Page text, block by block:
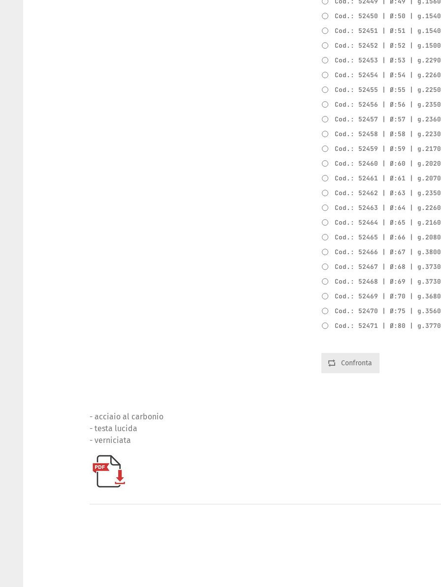
Cod.: 52450 | Ø:50 | g.1540
Cod.: 52451 | Ø:51 | g.1540
Cod.: 52452 | Ø:52 | g.1500
Cod.: 52453 | Ø:53 | g.2290
Cod.: 52454 | Ø:54 | g.2260
Cod.: 52455 | Ø:55 | g.2250
Cod.: 52456 | Ø:56 | g.2350
Cod.: 52457 | Ø:57 | g.2360
Cod.: 52458 | Ø:58 | g.2230
Cod.: 52459 | Ø:59 | g.2170
Cod.: 52460 | Ø:60 | g.2020
Cod.: 52461 | Ø:61 | g.2070
Cod.: 52462 | Ø:63 | g.2350
Cod.: 52463 | Ø:64 | g.2260
Cod.: 52464 | Ø:65 | g.2160
Cod.: 52465 | Ø:66 | g.2080
Cod.: 52466 | Ø:67 | g.3800
Cod.: 52467 | Ø:68 | g.3730
Cod.: 52468 | Ø:69 | g.3730
Cod.: 52469 | Ø:70 | g.3680
Cod.: 52470 | Ø:75 | g.3560
Cod.: 52471 | Ø:80 | g.3770
Confronta
- acciaio al carbonio
- testa lucida
- verniciata